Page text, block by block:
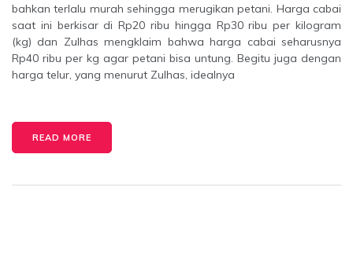
bahkan terlalu murah sehingga merugikan petani. Harga cabai
saat ini berkisar di Rp20 ribu hingga Rp30 ribu per kilogram
(kg) dan Zulhas mengklaim bahwa harga cabai seharusnya
Rp40 ribu per kg agar petani bisa untung. Begitu juga dengan
harga telur, yang menurut Zulhas, idealnya
READ MORE